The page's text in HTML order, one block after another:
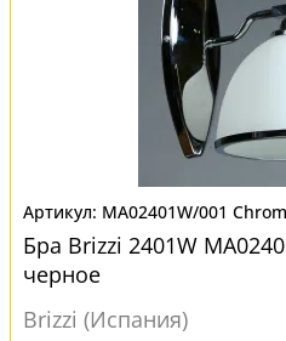
MA02401W/001
Бра Brizzi 2401W
черное
Brizzi (Испания)